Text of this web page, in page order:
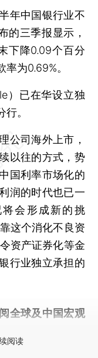
年中国银行业不
的三季报显示，
下降0.09个百分
为0.69%。
已在华设立独
。
公司海外上市，
以往的方式，势
国利率市场化的
润的时代也已一
会形成新的挑
这个消化不良资
资产证券化等金
行业独立承担的
全球及中国宏观
阅读